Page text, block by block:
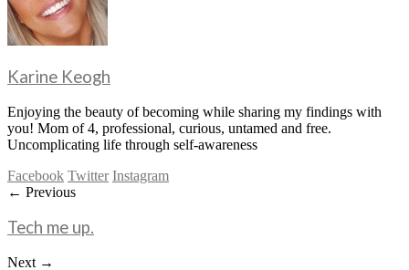
Karine Keogh
Enjoying the beauty of becoming while sharing my findings with
you! Mom of 4, professional, curious, untamed and free.
Uncomplicating life through self-awareness
Facebook Twitter Instagram
← Previous
Tech me up.
Next →